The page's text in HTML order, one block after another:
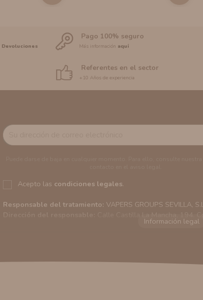
Pago 100% seguro
Más información aquí
Referentes en el sector
+10 Años de experiencia
Acepto las condiciones legales.
Responsable del tratamiento: VAPERS GROUPS SEVILLA,
Sus datos serán usados para poder enviarle
similares a los artículos que ha adquirido. Puede solicitar la